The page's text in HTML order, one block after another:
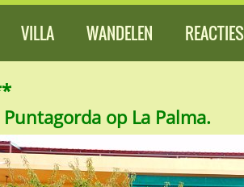
op La Palma.
VILLA WANDELEN REACTIES